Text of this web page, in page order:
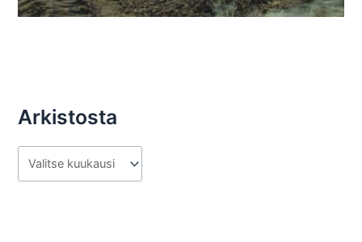
Arkistosta
r